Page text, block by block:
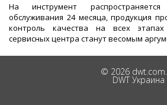
На инструмент
обслуживания 24 месяца, продукция
контроль качества на всех
сервисных центра станут весомым
© 2026
DWT Украина